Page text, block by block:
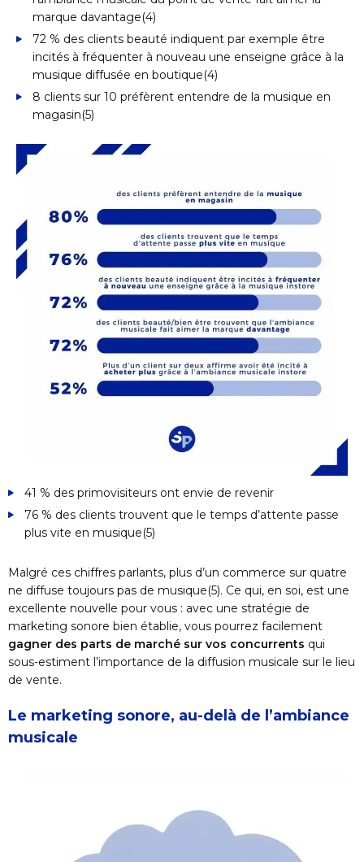
marque davantage(4)
72 % des clients beauté indiquent par exemple être
incités à fréquenter à nouveau une enseigne grâce à la
musique diffusée en boutique(4)
8 clients sur 10 préfèrent entendre de la musique en
magasin(5)
41 % des primovisiteurs ont envie de revenir
76 % des clients trouvent que le temps d’attente passe
plus vite en musique(5)
Malgré ces chiffres parlants, plus d’un commerce sur quatre
ne diffuse toujours pas de musique(5). Ce qui, en soi, est une
excellente nouvelle pour vous : avec une stratégie de
marketing sonore bien établie, vous pourrez facilement
gagner des parts de marché sur vos concurrents qui
sous-estiment l’importance de la diffusion musicale sur le lieu
de vente.
Le marketing sonore, au-delà de l’ambiance
musicale